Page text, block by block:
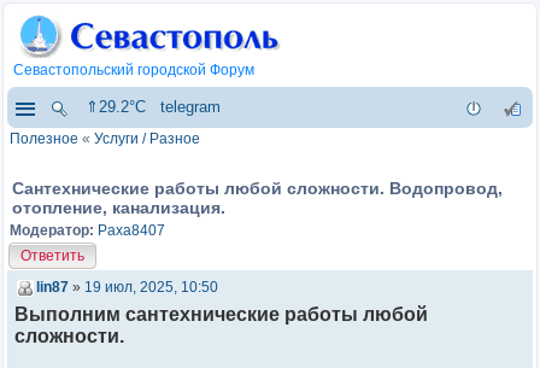
Севастопольский городской Форум
⇑29.2°C telegram
Полезное « Услуги / Разное
Сантехнические работы любой сложности. Водопровод,
отопление, канализация.
Модератор: Paxa8407
Ответить
lin87 » 19 июл, 2025, 10:50
Выполним сантехнические работы любой
сложности.